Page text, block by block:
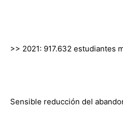
>> 2021: 917.632 estudiantes
Sensible reducción del